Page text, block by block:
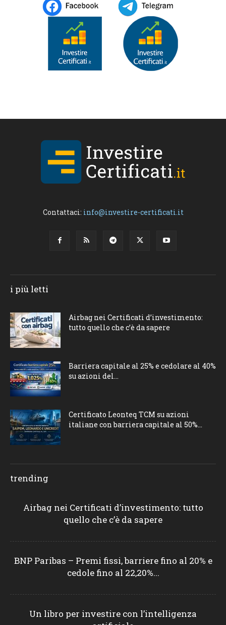
Contattaci: info@investire-certificati.it
i più letti
Airbag nei Certificati d’investimento:
tutto quello che c’è da sapere
Barriera capitale al 25% e cedolare al 40%
su azioni del...
Certificato Leonteq TCM su azioni
italiane con barriera capitale al 50%...
trending
Airbag nei Certificati d’investimento: tutto
quello che c’è da sapere
BNP Paribas – Premi fissi, barriere fino al 20% e
cedole fino al 22,20%...
Un libro per investire con l’intelligenza